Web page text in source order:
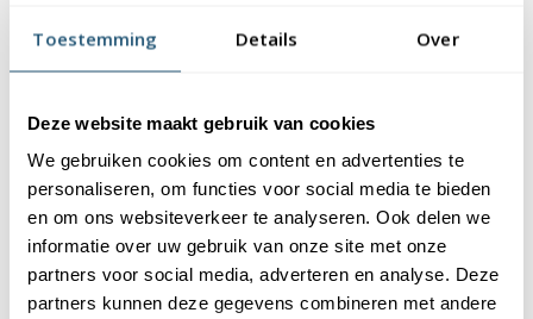
Toestemming Details Over
Deze website maakt gebruik van cookies
We gebruiken cookies om content en advertenties te
personaliseren, om functies voor social media te bieden
en om ons websiteverkeer te analyseren. Ook delen we
informatie over uw gebruik van onze site met onze
partners voor social media, adverteren en analyse. Deze
partners kunnen deze gegevens combineren met andere
afwerking, is uw-werend en kan gewassen worden op maximaal
40 graden. De vlag heeft een gemiddelde levensduur van 3 tot 6
de locatie en weersomstandigheden.
Voordelen van de Zwitserse vlag kopen bij
Vlaggen Unie
De Zwitserse vlag wordt standaard uit eigen voorraad geleverd,
wat zorgt voor een snelle levering. Ook zijn onze vlaggen